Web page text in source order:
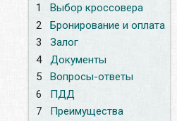
1
Выбор кроссовера
2
Бронирование и оплата
3
Залог
4
Документы
5
Вопросы-ответы
6
ПДД
7
Преимущества